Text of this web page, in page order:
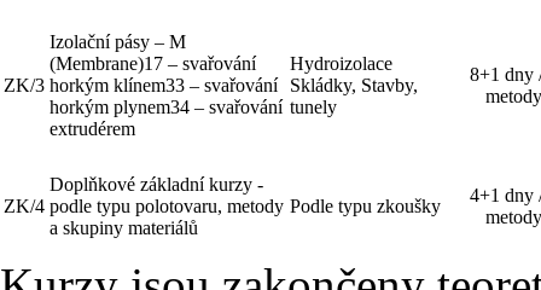
ZK/3
Izolační pásy – M
(Membrane)17 – svařování
horkým klínem33 – svařování
horkým plynem34 – svařování
extrudérem
Hydroizolace
Skládky, Stavby,
tunely
8+1 dny
metody
ZK/4
Doplňkové základní kurzy -
podle typu polotovaru, metody
a skupiny materiálů
Podle typu zkoušky
4+1 dny
metody